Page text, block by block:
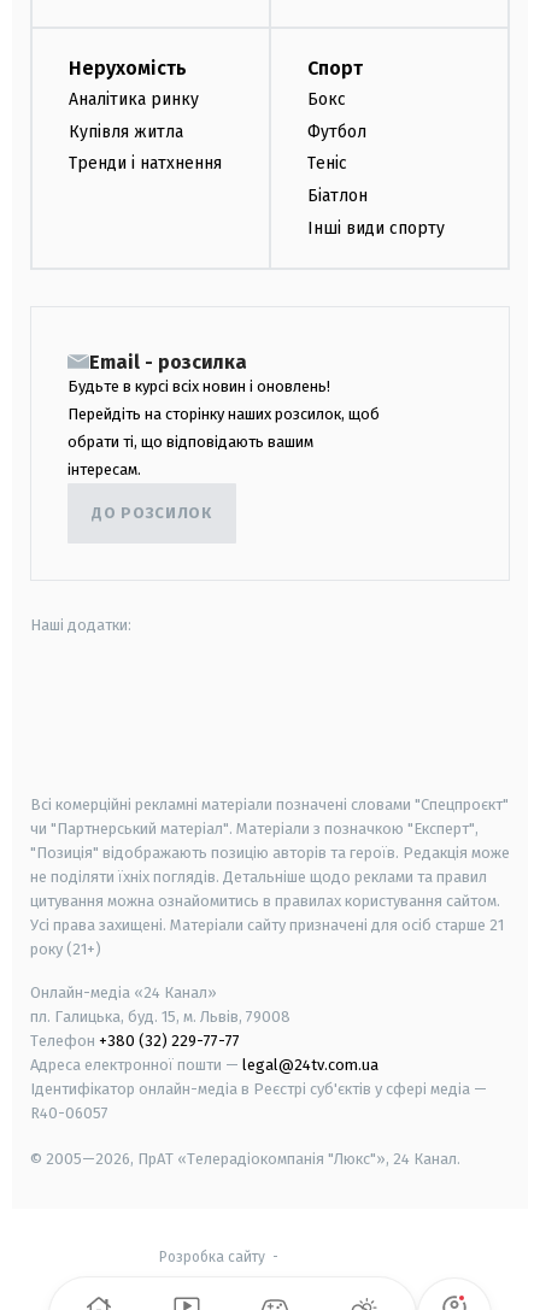
Нерухомість
Аналітика ринку
Купівля житла
Тренди і натхнення
Спорт
Бокс
Футбол
Теніс
Біатлон
Інші види спорту
Email - розсилка
Будьте в курсі всіх новин і оновлень!
Перейдіть на сторінку наших розсилок, щоб
обрати ті, що відповідають вашим
інтересам.
ДО РОЗСИЛОК
Наші додатки:
Всі комерційні рекламні матеріали позначені словами "Спецпроєкт"
чи "Партнерський матеріал". Матеріали з позначкою "Експерт",
"Позиція" відображають позицію авторів та героїв. Редакція може
не поділяти їхніх поглядів. Детальніше щодо реклами та правил
цитування можна ознайомитись в правилах користування сайтом.
Усі права захищені. Матеріали сайту призначені для осіб старше 21
року (21+)
Онлайн-медіа «24 Канал»
пл. Галицька, буд. 15, м. Львів, 79008
Телефон +380 (32) 229-77-77
Адреса електронної пошти — legal@24tv.com.ua
Ідентифікатор онлайн-медіа в Реєстрі суб'єктів у сфері медіа —
R40-06057
© 2005—2026, ПрАТ «Телерадіокомпанія "Люкс"», 24 Канал.
Розробка сайту-